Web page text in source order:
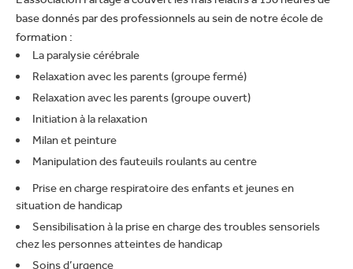
Nous Connaitre
Communication
Shop Now
Demande d’emploi
base donnés par des professionnels au sein de notre école de
formation :
La paralysie cérébrale
Relaxation avec les parents (groupe fermé)
Relaxation avec les parents (groupe ouvert)
Initiation à la relaxation
Milan et peinture
Manipulation des fauteuils roulants au centre
Prise en charge respiratoire des enfants et jeunes en
situation de handicap
Sensibilisation à la prise en charge des troubles sensoriels
chez les personnes atteintes de handicap
Soins d’urgence
Email
Mobile
Pays